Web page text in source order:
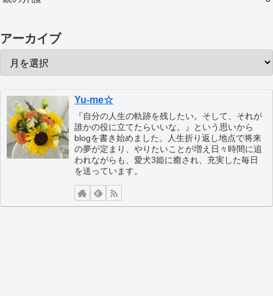
アーカイブ
Yu-me☆
『自分の人生の軌跡を残したい。そして、それが
誰かの役に立てたらいいな。』という思いから
blogを書き始めました。人生折り返し地点で将来
の夢が定まり、やりたいことが増え日々時間に追
われながらも、愛犬3姫に癒され、充実した毎日
を送っています。